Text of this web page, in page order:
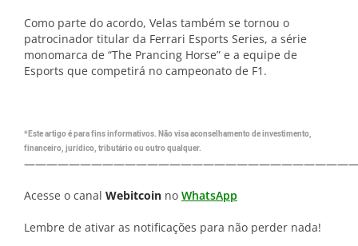
Como parte do acordo, Velas também se tornou o
patrocinador titular da Ferrari Esports Series, a série
monomarca de “The Prancing Horse” e a equipe de
Esports que competirá no campeonato de F1.
*Este artigo é para fins informativos. Não visa aconselhamento de investimento,
financeiro, jurídico, tributário ou outro qualquer.
Acesse o canal Webitcoin no WhatsApp
Lembre de ativar as notificações para não perder nada!